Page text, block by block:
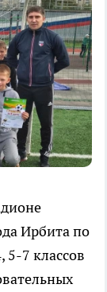
Ирбита по
5-7 классов